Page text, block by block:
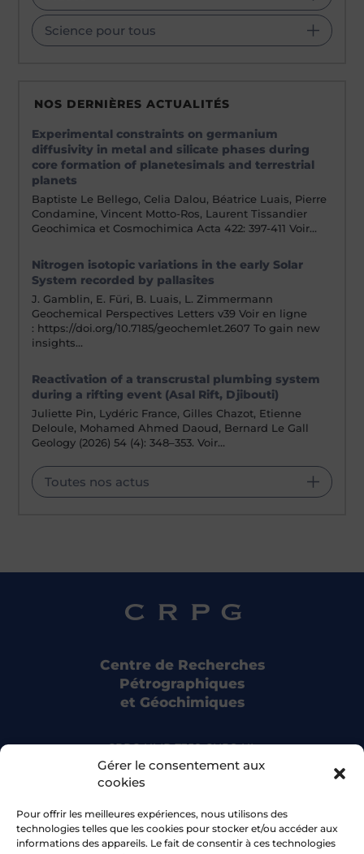
Gérer le consentement aux
cookies
Pour offrir les meilleures expériences, nous utilisons des
technologies telles que les cookies pour stocker et/ou accéder aux
informations des appareils. Le fait de consentir à ces technologies
Science pour tous
NOS DERNIÈRES ACTUALITÉS
Experimental constraints on germanium
diffusivity in metal and silicate phases during
core formation of planetesimals and terrestrial
planets
Baptiste Le Bellego, Celia Dalou, Béatrice Luais, Pierre
Condamine, Vincent Motto-Ros, Laurent Tissandier
Geochimica et Cosmochimica Acta 422: 397-411 Voir…
Nitrogen isotopic variations in the early Solar
System recorded by pallasites
J. Gamblin, E. Füri, B. Luais, L. Zimmermann
Geochemical Perspectives Letters v39 Voir en ligne
: https://doi.org/10.7185/geochemlet.2607 To gain new
insights…
Reactivation of a transcrustal plumbing system
during a rifting event (Asal Rift, Djibouti)
Juliette Pin, Lydéric France, Gilles Chazot, Etienne
Deloule, Mohamed Ahmed Daoud, Bernard Le Gall
Geology (2026) 54 (4): 348–353. Voir…
Toutes nos actus
Centre de Recherches
Pétrographiques
et Géochimiques
CRPG UMR 7358 CNRS-UL
15 rue Notre Dame des Pauvres
54500 Vandoeuvre-lès-Nancy
Bluesky